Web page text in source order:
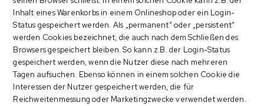
Inhalt eines Warenkorbs in einem Onlineshop oder ein Login-
Status gespeichert werden. Als „permanent“ oder „persistent“
werden Cookies bezeichnet, die auch nach dem Schließen des
Browsers gespeichert bleiben. So kann z.B. der Login-Status
gespeichert werden, wenn die Nutzer diese nach mehreren
Tagen aufsuchen. Ebenso können in einem solchen Cookie die
Interessen der Nutzer gespeichert werden, die für
Reichweitenmessung oder Marketingzwecke verwendet werden.